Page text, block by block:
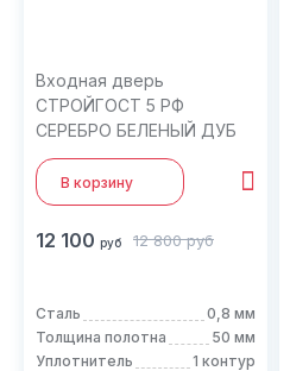
Входная дверь
СТРОЙГОСТ 5 РФ
СЕРЕБРО БЕЛЕНЫЙ ДУБ
В корзину
12 100 руб 12 800 руб
Сталь
0,8 мм
Толщина полотна
50 мм
Уплотнитель
1 контур